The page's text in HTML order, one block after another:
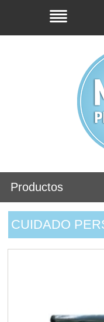
Productos
CUIDADO